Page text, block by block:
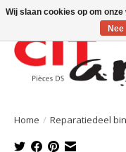
Home / Reparatiedeel
Wij slaan cookies op om
Nee